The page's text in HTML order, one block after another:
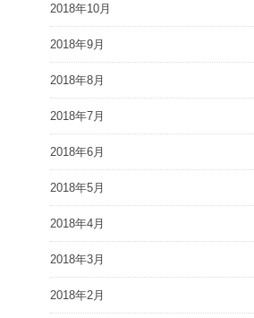
2018年10月
2018年9月
2018年8月
2018年7月
2018年6月
2018年5月
2018年4月
2018年3月
2018年2月